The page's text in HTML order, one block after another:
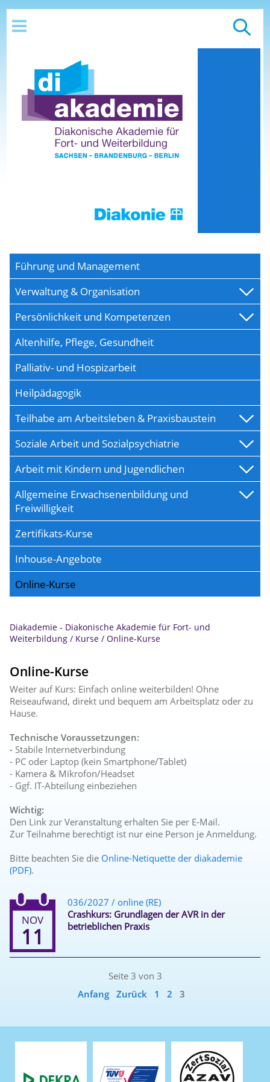
Führung und Management
Verwaltung & Organisation
Persönlichkeit und Kompetenzen
Altenhilfe, Pflege, Gesundheit
Palliativ- und Hospizarbeit
Heilpädagogik
Teilhabe am Arbeitsleben & Praxisbaustein
Soziale Arbeit und Sozialpsychiatrie
Arbeit mit Kindern und Jugendlichen
Allgemeine Erwachsenenbildung und
Freiwilligkeit
Zertifikats-Kurse
Inhouse-Angebote
Online-Kurse
Diakademie - Diakonische Akademie für Fort- und
Weiterbildung / Kurse / Online-Kurse
Online-Kurse
Weiter auf Kurs: Einfach online weiterbilden! Ohne
Reiseaufwand, direkt und bequem am Arbeitsplatz oder zu
Hause.
Technische Voraussetzungen:
- Stabile Internetverbindung
- PC oder Laptop (kein Smartphone/Tablet)
- Kamera & Mikrofon/Headset
- Ggf. IT-Abteilung einbeziehen
Wichtig:
Den Link zur Veranstaltung erhalten Sie per E-Mail.
Zur Teilnahme berechtigt ist nur eine Person je Anmeldung.
Bitte beachten Sie die Online-Netiquette der diakademie
(PDF).
NOV
11
036/2027 / online (RE)
Crashkurs: Grundlagen der AVR in der
betrieblichen Praxis
Seite 3 von 3
Anfang
Zurück 1 2 3